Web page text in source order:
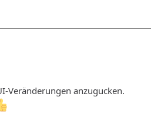
Veränderungen anzugucken.